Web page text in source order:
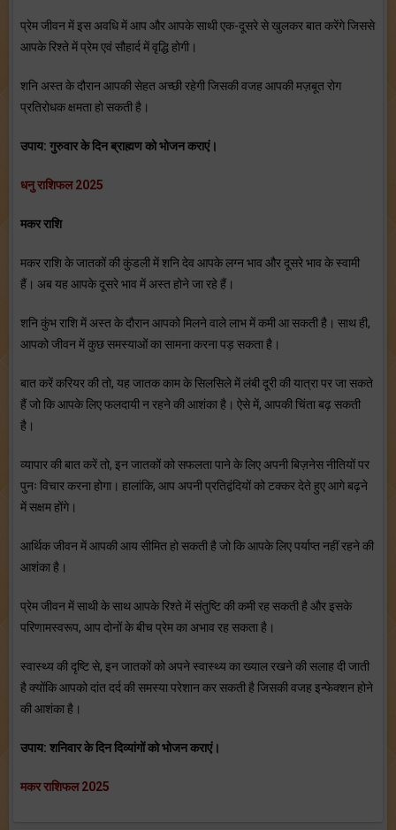
प्रेम जीवन में इस अवधि में आप और आपके साथी एक-दूसरे से खुलकर बात करेंगे जिससे
आपके रिश्ते में प्रेम एवं सौहार्द में वृद्धि होगी।
शनि अस्त के दौरान आपकी सेहत अच्छी रहेगी जिसकी वजह आपकी मज़बूत रोग
प्रतिरोधक क्षमता हो सकती है।
उपाय: गुरुवार के दिन ब्राह्मण को भोजन कराएं।
धनु राशिफल 2025
मकर राशि
मकर राशि के जातकों की कुंडली में शनि देव आपके लग्न भाव और दूसरे भाव के स्वामी
हैं। अब यह आपके दूसरे भाव में अस्त होने जा रहे हैं।
शनि कुंभ राशि में अस्त के दौरान आपको मिलने वाले लाभ में कमी आ सकती है। साथ ही,
आपको जीवन में कुछ समस्याओं का सामना करना पड़ सकता है।
बात करें करियर की तो, यह जातक काम के सिलसिले में लंबी दूरी की यात्रा पर जा सकते
हैं जो कि आपके लिए फलदायी न रहने की आशंका है। ऐसे में, आपकी चिंता बढ़ सकती
है।
व्यापार की बात करें तो, इन जातकों को सफलता पाने के लिए अपनी बिज़नेस नीतियों पर
पुनः विचार करना होगा। हालांकि, आप अपनी प्रतिद्वंदियों को टक्कर देते हुए आगे बढ़ने
में सक्षम होंगे।
आर्थिक जीवन में आपकी आय सीमित हो सकती है जो कि आपके लिए पर्याप्त नहीं रहने की
आशंका है।
प्रेम जीवन में साथी के साथ आपके रिश्ते में संतुष्टि की कमी रह सकती है और इसके
परिणामस्वरूप, आप दोनों के बीच प्रेम का अभाव रह सकता है।
स्वास्थ्य की दृष्टि से, इन जातकों को अपने स्वास्थ्य का ख्याल रखने की सलाह दी जाती
है क्योंकि आपको दांत दर्द की समस्या परेशान कर सकती है जिसकी वजह इन्फेक्शन होने
की आशंका है।
उपाय: शनिवार के दिन दिव्यांगों को भोजन कराएं।
मकर राशिफल 2025